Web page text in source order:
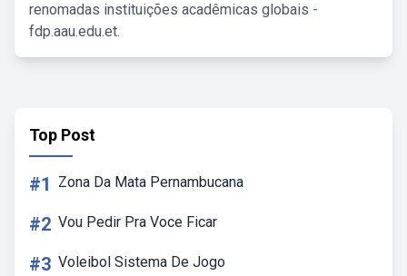
renomadas instituições acadêmicas globais -
fdp.aau.edu.et.
Top Post
#1 Zona Da Mata Pernambucana
#2 Vou Pedir Pra Voce Ficar
#3 Voleibol Sistema De Jogo